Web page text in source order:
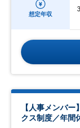
想定年収
【人事メンバ
クス制度／年間